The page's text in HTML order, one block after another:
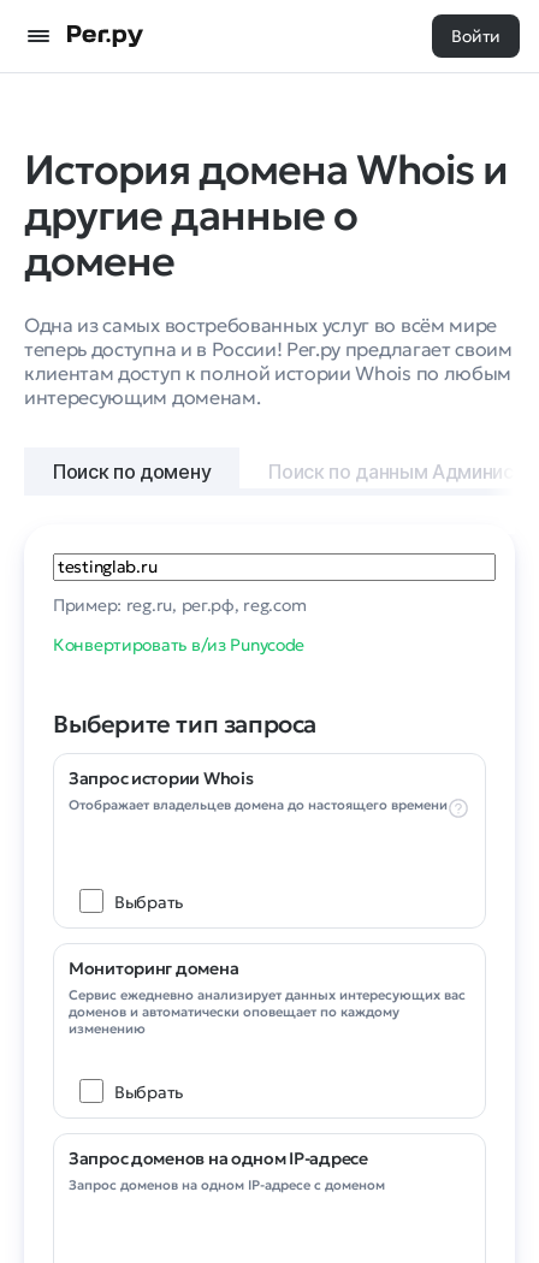
Войти
История домена Whois и
другие данные о
домене
Одна из самых востребованных услуг во всём мире
теперь доступна и в России! Рег.ру предлагает своим
клиентам доступ к полной истории Whois по любым
интересующим доменам.
Поиск по домену Поиск по данным
Пример: reg.ru, рег.рф, reg.com
Конвертировать в/из Punycode
Выберите тип запроса
Запрос истории Whois
Отображает владельцев домена до настоящего времени
Выбрать
Мониторинг домена
Сервис ежедневно анализирует данных интересующих вас
доменов и автоматически оповещает по каждому
изменению
Выбрать
Запрос доменов на одном IP-адресе
Запрос доменов на одном IP-адресе с доменом